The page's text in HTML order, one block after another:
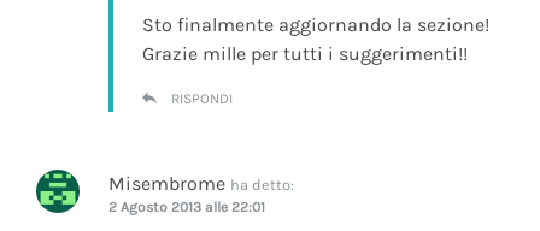
Sto finalmente aggiornando la sezione!
Grazie mille per tutti i suggerimenti!!
RISPONDI
Misembrome ha detto:
2 Agosto 2013 alle 22:01